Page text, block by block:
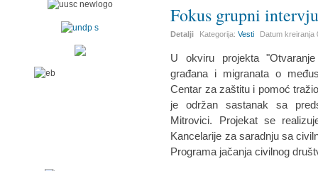
Fokus grupni
Detalji Kategorija:Vesti Datum kreiranja
U okviru projekta
građana i migranata o
Centar za zaštitu i pomoć
je održan sastanak sa
Mitrovici. Projekat se
Kancelarije za saradnju sa
Programa jačanja civilnog